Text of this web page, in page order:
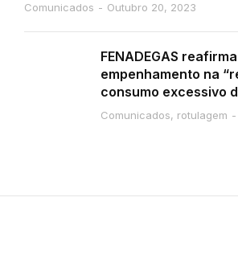
Comunicados Outubro 20, 2023
FENADEGAS
empenhamento na
consumo excessivo
Comunicados, rotulagem